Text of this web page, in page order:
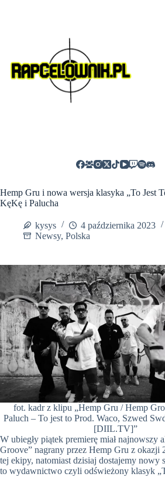
Hemp Gru i nowa wersja klasyka „To Jest
KęKę i Palucha
kysys
4 października 2023
Newsy, Polska
fot. kadr z klipu „Hemp Gru / Hemp
Paluch – To jest to Prod. Waco, Szwed
[DIIL.TV]”
W ubiegły piątek premierę miał najnowszy
Groove” nagrany przez Hemp Gru z okazji
tej ekipy, natomiast dzisiaj dostajemy nowy
to wydawnictwo czyli odświeżony klasyk